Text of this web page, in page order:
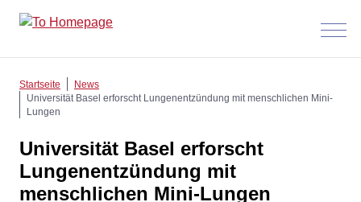
Menü
Startseite
News
Universität Basel erforscht Lungenentzündung mit menschlichen Mini-
Lungen
Universität Basel erforscht
Lungenentzündung mit
menschlichen Mini-Lungen